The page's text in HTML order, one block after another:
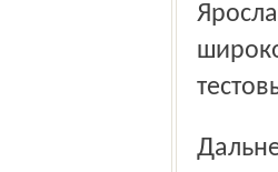
Дальнейшие перспективы в плане внедрения